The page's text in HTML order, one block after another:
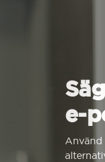
e-
Använd